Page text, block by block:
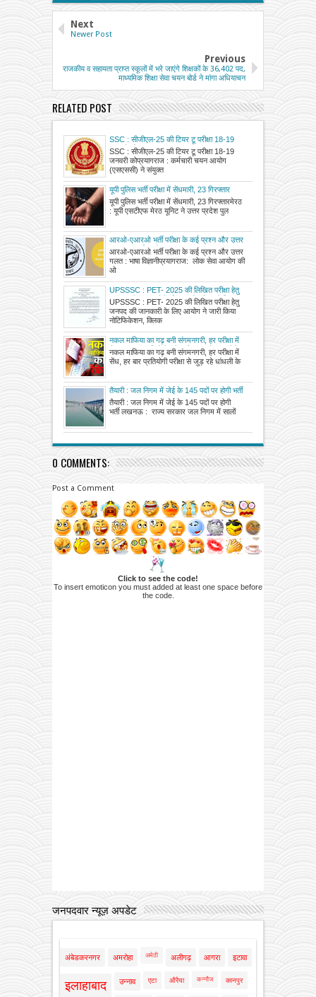
Next
Newer Post
Previous
राजकीय व सहायता प्राप्त स्कूलों में भरे जाएंगे शिक्षकों के 36,402 पद,
माध्यमिक शिक्षा सेवा चयन बोर्ड ने मांगा अधियाचन
RELATED POST
SSC : सीजीएल-25 की टियर टू परीक्षा 18-19
जनवरी को
SSC : सीजीएल-25 की टियर टू परीक्षा 18-19
जनवरी कोप्रयागराज : कर्मचारी चयन आयोग
(एसएससी) ने संयुक्त
यूपी पुलिस भर्ती परीक्षा में सेंधमारी, 23 गिरफ्तार
यूपी पुलिस भर्ती परीक्षा में सेंधमारी, 23 गिरफ्तारमेरठ
: यूपी एसटीएफ मेरठ यूनिट ने उत्तर प्रदेश पुल
आरओ-एआरओ भर्ती परीक्षा के कई प्रश्न और उत्तर
गलत : भाषा विज्ञानी
आरओ-एआरओ भर्ती परीक्षा के कई प्रश्न और उत्तर
गलत : भाषा विज्ञानीप्रयागराज: लोक सेवा आयोग की
ओ
UPSSSC : PET- 2025 की लिखित परीक्षा हेतु
जनपद की जानकारी के लिए आयोग ने जारी किया
नोटिफिकेशन, क्लिक करके देखें अपना परीक्षा जनपद
UPSSSC : PET- 2025 की लिखित परीक्षा हेतु
जनपद की जानकारी के लिए आयोग ने जारी किया
नोटिफिकेशन, क्लिक
नकल माफिया का गढ़ बनी संगमनगरी, हर परीक्षा में
सेंध, हर बार प्रतियोगी परीक्षा से जुड़ रहे धांधली के
तार, दर्जनों मामले आ चुके हैं सामने
नकल माफिया का गढ़ बनी संगमनगरी, हर परीक्षा में
सेंध, हर बार प्रतियोगी परीक्षा से जुड़ रहे धांधली के
तैयारी : जल निगम में जेई के 145 पदों पर होगी भर्ती
तैयारी : जल निगम में जेई के 145 पदों पर होगी
भर्ती लखनऊ : राज्य सरकार जल निगम में सालों
0 COMMENTS:
Post a Comment
Click to see the code!
To insert emoticon you must added at least one space before
the code.
जनपदवार न्यूज़ अपडेट
अंबेडकरनगर अमरोहा अमेठी अलीगढ़ आगरा इटावा
इलाहाबाद उन्नाव एटा औरैया कन्नौज कानपुर